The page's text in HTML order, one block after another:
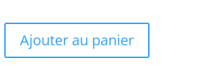
était :
34,90 €.
est :
18,33 €.
Ajouter au panier